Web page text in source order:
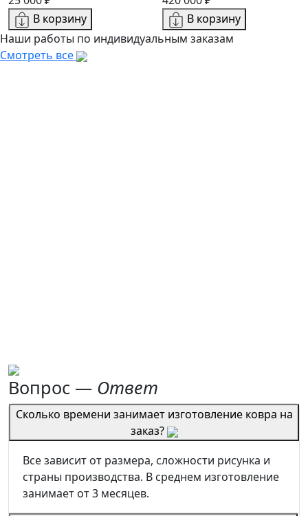
В корзину
В корзину
Наши работы по индивидуальным заказам
Смотреть все
Вопрос — Ответ
Сколько времени занимает изготовление ковра на
заказ?
Все зависит от размера, сложности рисунка и
страны производства. В среднем изготовление
занимает от 3 месяцев.